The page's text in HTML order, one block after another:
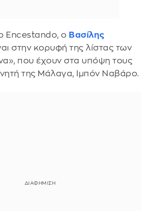
Εncestando, ο Βασίλης
στην κορυφή της λίστας των
που έχουν στα υπόψη τους
της Μάλαγα, Ιμπόν Ναβάρο.